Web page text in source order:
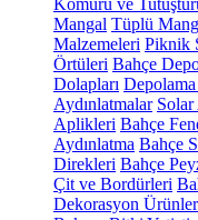
Kömürü ve
Mangal Tüplü
Malzemeleri Piknik
Örtüleri Bahçe
Dolapları Depolama
Aydınlatmalar Solar
Aplikleri Bahçe
Aydınlatma Bahçe
Direkleri Bahçe
Çit ve Bordürleri
Dekorasyon